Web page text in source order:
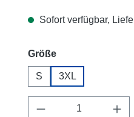
Sofort verfügbar,
Größeauswählen
S 3XL
Produkt